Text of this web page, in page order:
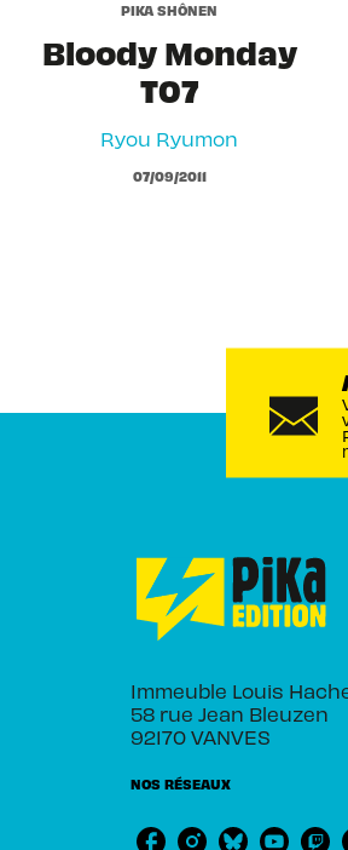
PIKA SHÔNEN
Bloody Monday
T07
Ryou Ryumon
07/09/2011
Immeuble Louis
58 rue Jean Bleuzen
92170 VANVES
NOS RÉSEAUX